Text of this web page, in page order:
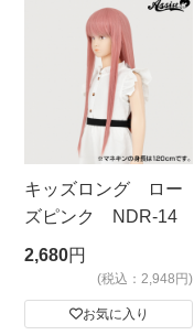
キッズロング ロー
ズピンク NDR-14
2,680円
(税込：2,948円)
お気に入り